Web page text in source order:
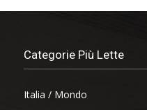
Categorie Più Lette
Italia / Mondo